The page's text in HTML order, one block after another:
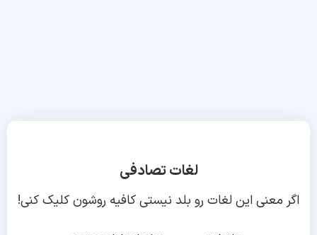
لغات تصادفی
اگر معنی این لغات رو بلد نیستی کافیه روشون کلیک کنی!